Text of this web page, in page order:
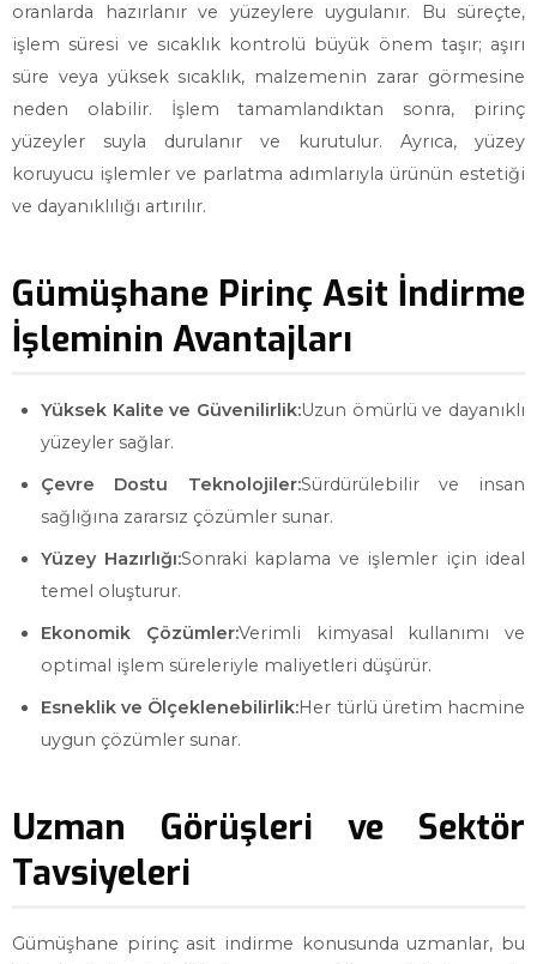
oranlarda hazırlanır ve yüzeylere uygulanır. Bu süreçte,
işlem süresi ve sıcaklık kontrolü büyük önem taşır; aşırı
süre veya yüksek sıcaklık, malzemenin zarar görmesine
neden olabilir. İşlem tamamlandıktan sonra, pirinç
yüzeyler suyla durulanır ve kurutulur. Ayrıca, yüzey
koruyucu işlemler ve parlatma adımlarıyla ürünün estetiği
ve dayanıklılığı artırılır.
Gümüşhane Pirinç Asit İndirme
İşleminin Avantajları
Yüksek Kalite ve Güvenilirlik:Uzun ömürlü ve dayanıklı
yüzeyler sağlar.
Çevre Dostu Teknolojiler:Sürdürülebilir ve insan
sağlığına zararsız çözümler sunar.
Yüzey Hazırlığı:Sonraki kaplama ve işlemler için ideal
temel oluşturur.
Ekonomik Çözümler:Verimli kimyasal kullanımı ve
optimal işlem süreleriyle maliyetleri düşürür.
Esneklik ve Ölçeklenebilirlik:Her türlü üretim hacmine
uygun çözümler sunar.
Uzman Görüşleri ve Sektör
Tavsiyeleri
Gümüşhane pirinç asit indirme konusunda uzmanlar, bu